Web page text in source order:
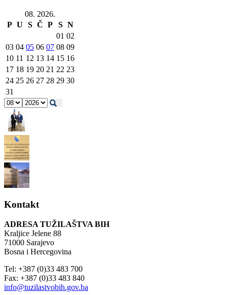
08. 2026.
P U S Č P S N
01 02
03 04 05 06 07 08 09
10 11 12 13 14 15 16
17 18 19 20 21 22 23
24 25 26 27 28 29 30
31
Kontakt
ADRESA TUŽILAŠTVA BIH
Kraljice Jelene 88
71000 Sarajevo
Bosna i Hercegovina
Tel: +387 (0)33 483 700
Fax: +387 (0)33 483 840
info@tuzilastvobih.gov.ba